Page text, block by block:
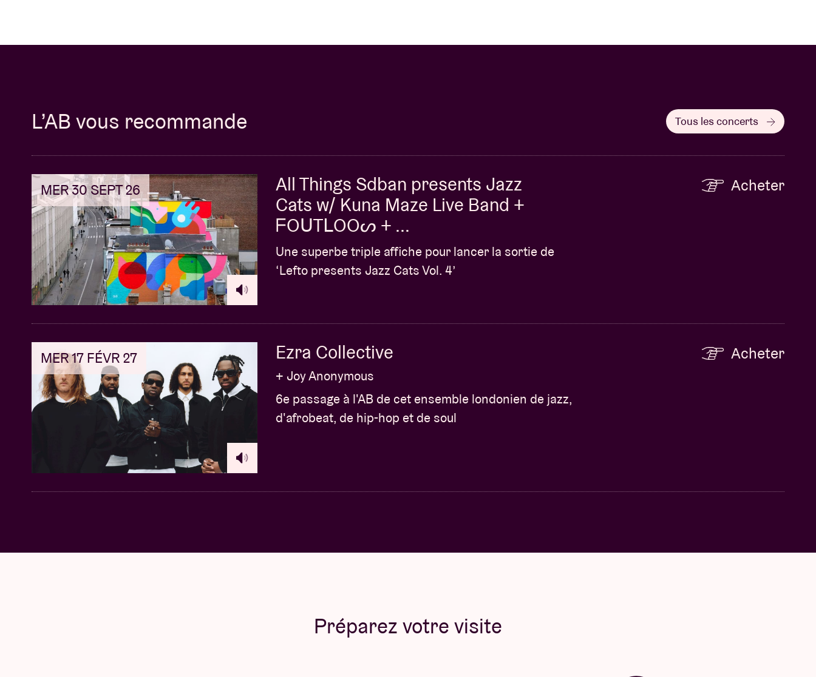
L’AB vous recommande Tous les concerts
MER 30 SEPT 26
All Things Sdban presents Jazz
Cats w/ Kuna Maze Live Band +
ᖴOᑌTᒪOOᔕ + ...
Une superbe triple affiche pour lancer la sortie de
‘Lefto presents Jazz Cats Vol. 4’
Acheter
MER 17 FÉVR 27 Ezra Collective
+ Joy Anonymous
6e passage à l'AB de cet ensemble londonien de jazz,
d'afrobeat, de hip-hop et de soul
Acheter
Préparez votre visite